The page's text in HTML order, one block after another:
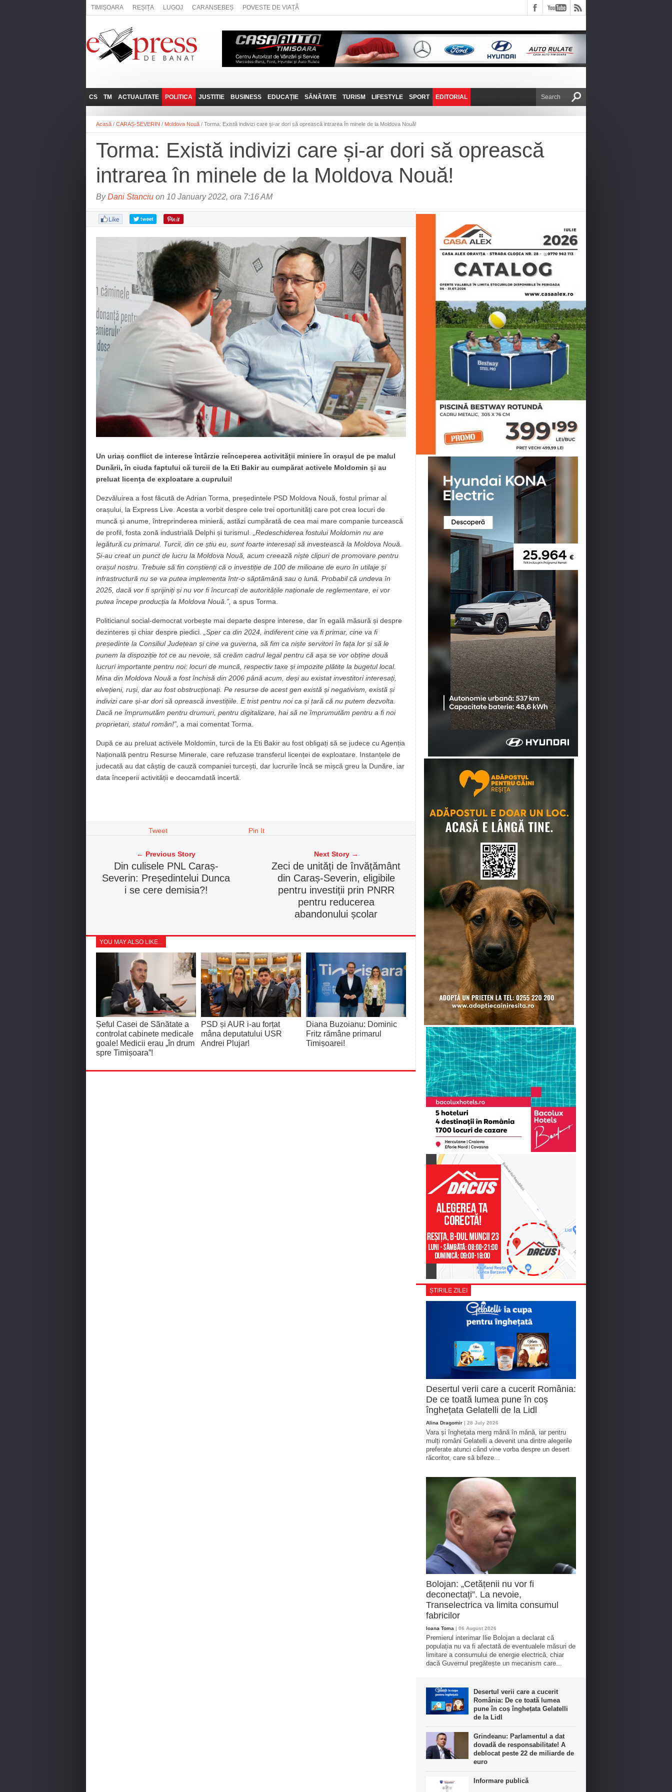
TIMIȘOARA REȘIȚA LUGOJ CARANSEBEȘ POVESTE DE VIAȚĂ
CS
REȘIȚA
CARANSEBEȘ
ANINA
BOCŞA
ORAVIȚA
OȚELU ROŞU
TM
LUGOJ
TIMIȘOARA
ACTUALITATE
ADMINISTRATIE
NAȚIONAL
SOCIAL
POLITICA
EXPRESSLIVE
INTERVIURILE
JUSTITIE BUSINESS
JOB-URI
TEHNIT
EDUCAȚIE SĂNĂTATE TURISM
PRIN MUNȚII
BANATULUI
FANTASTICUL BANAT
TRAVEL VLOG
LIFESTYLE
POVESTE DE VIAȚĂ
SPORT EDITORIAL
DE VICTOR NAFIRU
Acasă / CARAȘ-SEVERIN / Moldova Nouă / Torma: Există indivizi care și-ar dori să oprească intrarea în minele de la Moldova Nouă!
Torma: Există indivizi care și-ar dori să oprească
intrarea în minele de la Moldova Nouă!
ByDani Stanciu on 10 January 2022, ora 7:16 AM
Un uriaș conflict de interese întârzie reînceperea activității miniere în orașul de pe malul
Dunării, în ciuda faptului că turcii de la Eti Bakir au cumpărat activele Moldomin și au
preluat licența de exploatare a cuprului!
Dezvăluirea a fost făcută de Adrian Torma, președintele PSD Moldova Nouă, fostul primar al
orașului, la Express Live. Acesta a vorbit despre cele trei oportunități care pot crea locuri de
muncă și anume, întreprinderea minieră, astăzi cumpărată de cea mai mare companie turcească
de profil, fosta zonă industrială Delphi și turismul.
„Redeschiderea fostului Moldomin nu are
legătură cu primarul. Turcii, din ce știu eu, sunt foarte interesați să investească la Moldova Nouă.
Și-au creat un punct de lucru la Moldova Nouă, acum creează niște clipuri de promovare pentru
orașulnostru. Trebuie să fin conștienți că o investiție de 100 de milioane de euro în utilaje și
infrastructură nu se va putea implementa într-o săptămână sau o lună . Probabil că undeva în
2025 , dacă vor fi sprijiniți și nu vor fi încurcați de autoritățile naționale de reglementare, ei vor
putea începe producția la Moldova Nouă. ”, a spus Torma.
Politicianul social-democrat vorbește mai departe despre interese, dar în egală măsură și despre
dezinteres și chiar despre piedici.
Sper ca din 2024 , indiferent cine va fi primar, cine va fi
președinte la Consiliul Județean șicine va guverna, să fim ca niște servitori în fața lor și să le
punem la dispoziție tot ce au nevoie, să creăm cadrul legal pentru că așa se vor obține două
lucruri importante pentru noi: locuri de muncă , respectiv taxe și impozite plătite la bugetul local.
Mina din Moldova Nouă a fostînchisă din 2006 până acum, deși au existat investitoriinteresați,
elvețieni, ruși, dar au fost obstrucționați. Pe resurse de acest gen există și negativism, există și
indivizi care și-ar dori să oprească investițiile. E trist pentru noi ca și țară că nu putem dezvolta.
Dacă ne împrumutăm pentru drumuri, pentru digitalizare, hai să ne împrumutăm pentru a fi noi
proprietari, statul român!”, a mai comentat Torma.
După ce au preluat activele Moldomin, turcii de la Eti Bakir au fost obligați să se judece cu Agenția
Națională pentru Resurse Minerale, care refuzase transferul licenței de exploatare. Instanțele de
judecată au dat câștig de cauză companiei turcești, dar lucrurile încă se mișcă greu la Dunăre, iar
data începerii activității e deocamdată incertă.
Tweet Pin It
← Previous Story
Din culisele PNL Caraș-
Severin: Președintelui Dunca
i se cere demisia?!
Next Story →
Zeci de unități de învățământ
din Caraș-Severin, eligibile
pentru investiții prin PNRR
pentru reducerea
abandonului școlar
YOU MAY ALSO LIKE...
Șeful Casei de Sănătate a
controlat cabinete medicale
goale! Medicii erau „în drum
spre Timișoara”!
PSD și AUR i-au forțat
mâna deputatului USR
Andrei Plujar!
Diana Buzoianu: Dominic
Fritz rămâne primarul
Timișoarei!
ȘTIRILE ZILEI
Desertul verii care a cucerit România:
De ce toată lumea pune în coș
înghețata Gelatelli de la Lidl
Alina Dragomir | 28 July 2026
Vara și înghețata merg mână în mână, iar pentru
mulți români Gelatelli a devenit una dintre alegerile
preferate atunci când vine vorba despre un desert
răcoritor, care să bifeze...
Bolojan: „Cetățenii nu vor fi
deconectați”. La nevoie,
Transelectrica va limita consumul
fabricilor
Ioana Toma | 06 August 2026
Premierul interimar Ilie Bolojan a declarat că
populația nu va fi afectată de eventualele măsuri de
limitare a consumului de energie electrică, chiar
dacă Guvernul pregătește un mecanism care...
Desertul verii care a cucerit
România: De ce toată lumea
pune în coș înghețata Gelatelli
de la Lidl
Grindeanu: Parlamentul a dat
dovadă de responsabilitate! A
deblocat peste 22 de miliarde de
euro
Informare publică